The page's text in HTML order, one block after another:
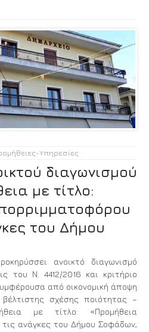
Υπηρεσίες
διαγωνισμού
με τίτλο:
του Δήμου
ανοικτό διαγωνισμό
του Ν. 4412/2016 και κριτήριο
από οικονομική άποψη
σχέσης ποιότητας –
με τίτλο: «Προμήθεια
ανάγκες του Δήμου Σοφάδων,